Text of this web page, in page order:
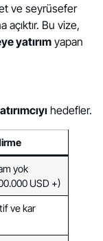
ve seyrüsefer
açıktır. Bu vize,
yatırım yapan
hedefler.
yok
USD +)
ve kar